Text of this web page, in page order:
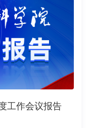
工作会议报告